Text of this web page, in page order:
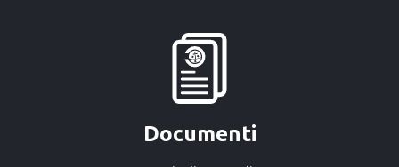
Documenti